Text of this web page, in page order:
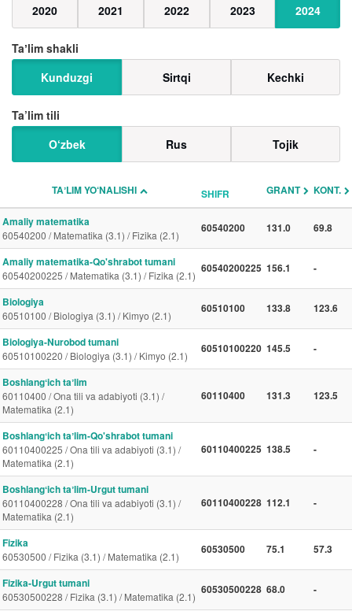
2020
2021 2022 2023 2024
Taʼlim shakli
Kunduzgi
Sirtqi Kechki
Ta’lim tili
O‘zbek
Rus Tojik
TAʼLIM YO‘NALISHI SHIFR GRANT KONT.
Amaliy matematika
60540200 / Matematika (3.1) / Fizika (2.1)
60540200 131.0 69.8
Amaliy matematika-Qo'shrabot tumani
60540200225 / Matematika (3.1) / Fizika (2.1)
60540200225 156.1 -
Biologiya
60510100 / Biologiya (3.1) / Kimyo (2.1)
60510100 133.8 123.6
Biologiya-Nurobod tumani
60510100220 / Biologiya (3.1) / Kimyo (2.1)
60510100220 145.5 -
Boshlangʻich taʼlim
60110400 / Ona tili va adabiyoti (3.1) /
Matematika (2.1)
60110400 131.3 123.5
Boshlangʻich taʼlim-Qo'shrabot tumani
60110400225 / Ona tili va adabiyoti (3.1) /
Matematika (2.1)
60110400225 138.5 -
Boshlangʻich taʼlim-Urgut tumani
60110400228 / Ona tili va adabiyoti (3.1) /
Matematika (2.1)
60110400228 112.1 -
Fizika
60530500 / Fizika (3.1) / Matematika (2.1)
60530500 75.1 57.3
Fizika-Urgut tumani
60530500228 / Fizika (3.1) / Matematika (2.1)
60530500228 68.0 -